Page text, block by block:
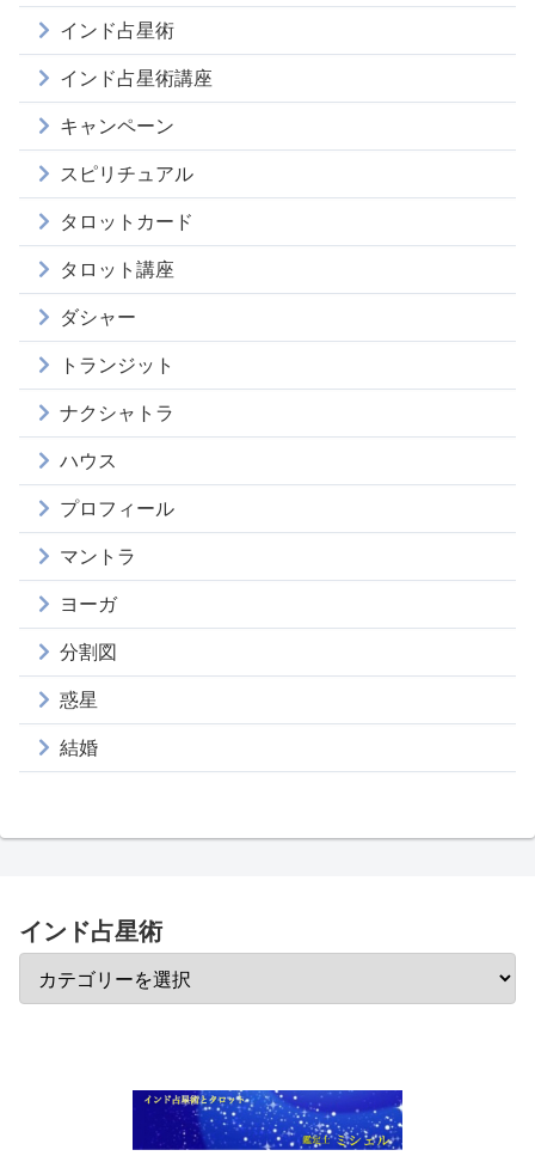
インド占星術
インド占星術講座
キャンペーン
スピリチュアル
タロットカード
タロット講座
ダシャー
トランジット
ナクシャトラ
ハウス
プロフィール
マントラ
ヨーガ
分割図
惑星
結婚
インド占星術